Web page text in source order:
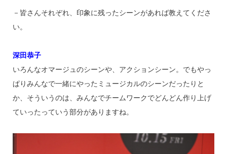
－皆さんそれぞれ、印象に残ったシーンがあれば教えてくださ
い。
深田恭子
いろんなオマージュのシーンや、アクションシーン。でもやっ
ぱりみんなで一緒にやったミュージカルのシーンだったりと
か、そういうのは、みんなでチームワークでどんどん作り上げ
ていったっていう部分がありますね。